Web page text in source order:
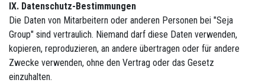
IX. Datenschutz-Bestimmungen
Die Daten von Mitarbeitern oder anderen Personen bei "Seja
Group" sind vertraulich. Niemand darf diese Daten verwenden,
kopieren, reproduzieren, an andere übertragen oder für andere
Zwecke verwenden, ohne den Vertrag oder das Gesetz
einzuhalten.